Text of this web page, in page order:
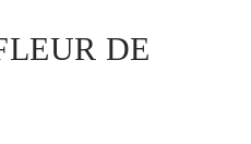
DE